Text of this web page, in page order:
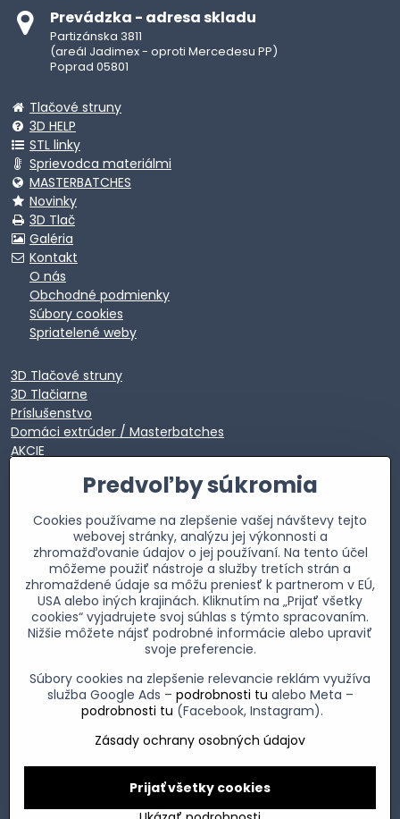
Prevádzka - adresa skladu
Partizánska 3811
(areál Jadimex - oproti Mercedesu PP)
Poprad 05801
Tlačové struny
3D HELP
STL linky
Sprievodca materiálmi
MASTERBATCHES
Novinky
3D Tlač
Galéria
Kontakt
O nás
Obchodné podmienky
Súbory cookies
Spriatelené weby
3D Tlačové struny
3D Tlačiarne
Príslušenstvo
Domáci extrúder / Masterbatches
AKCIE
©2026Copyright
Predvoľby súkromiaZásady ochrany osobných údajov
Predvoľby súkromia
Cookies používame na zlepšenie vašej návštevy tejto
webovej stránky, analýzu jej výkonnosti a
zhromažďovanie údajov o jej používaní. Na tento účel
môžeme použiť nástroje a služby tretích strán a
zhromaždené údaje sa môžu preniesť k partnerom v EÚ,
USA alebo iných krajinách. Kliknutím na „Prijať všetky
cookies“ vyjadrujete svoj súhlas s týmto spracovaním.
Nižšie môžete nájsť podrobné informácie alebo upraviť
svoje preferencie.
Súbory cookies na zlepšenie relevancie reklám využíva
služba Google Ads – podrobnosti tu alebo Meta –
podrobnosti tu (Facebook, Instagram).
Zásady ochrany osobných údajov
Prijať všetky cookies